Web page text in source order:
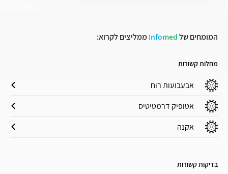
המומחים של Infomed ממליצים לקרוא:
מחלות קשורות
אבעבועות רוח
אטופיק דרמטיטיס
אקנה
בדיקות קשורות